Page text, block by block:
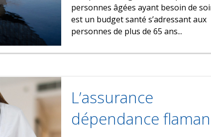
personnes âgées ayant besoin de
est un budget santé s’adressant aux
personnes de plus de 65 ans...
L’assurance
dépendance